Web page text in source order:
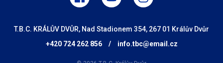
T.B.C. KRÁLŮV DVŮR, Nad Stadionem 354, 267 01 Králův Dvůr
+420 724 262 856
/ info.tbc@email.cz